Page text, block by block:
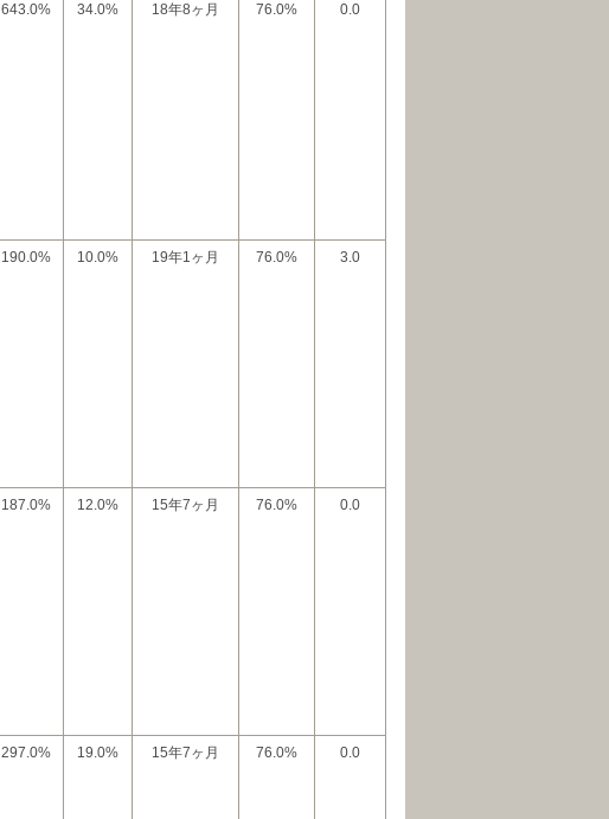
643.0% 34.0% 18年8ヶ月 76.0% 0.0
190.0% 10.0% 19年1ヶ月 76.0% 3.0
187.0% 12.0% 15年7ヶ月 76.0% 0.0
297.0% 19.0% 15年7ヶ月 76.0% 0.0